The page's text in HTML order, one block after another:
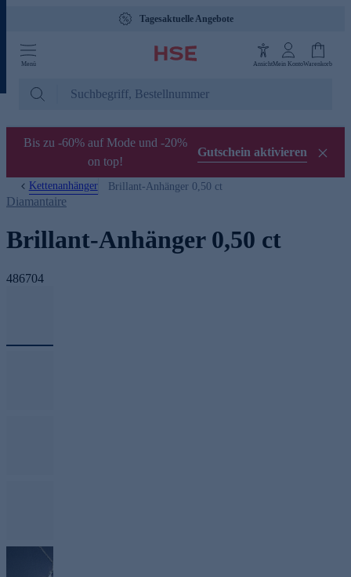
Tagesaktuelle Angebote
Menü AnsichtMein KontoWarenkorb
Bis zu -60% auf Mode und -20%
on top!
Gutschein aktivieren
Kettenanhänger Brillant-Anhänger 0,50 ct
Diamantaire
Brillant-Anhänger 0,50 ct
486704